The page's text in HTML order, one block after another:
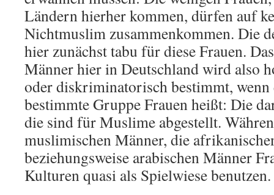
Ländern hierher kommen, dürfen auf
Nichtmuslim zusammenkommen. Die
hier zunächst tabu für diese Frauen.
Männer hier in Deutschland wird also
oder diskriminatorisch bestimmt, wenn
bestimmte Gruppe Frauen heißt: Die
die sind für Muslime abgestellt.
muslimischen Männer, die
beziehungsweise arabischen Männer
Kulturen quasi als Spielwiese benutzen.